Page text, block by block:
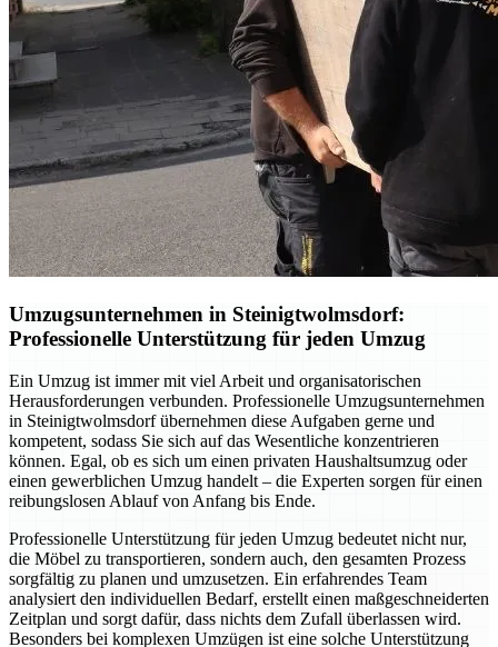
Umzugsunternehmen in Steinigtwolmsdorf:
Professionelle Unterstützung für jeden Umzug
Ein Umzug ist immer mit viel Arbeit und organisatorischen
Herausforderungen verbunden. Professionelle Umzugsunternehmen
in Steinigtwolmsdorf übernehmen diese Aufgaben gerne und
kompetent, sodass Sie sich auf das Wesentliche konzentrieren
können. Egal, ob es sich um einen privaten Haushaltsumzug oder
einen gewerblichen Umzug handelt – die Experten sorgen für einen
reibungslosen Ablauf von Anfang bis Ende.
Professionelle Unterstützung für jeden Umzug bedeutet nicht nur,
die Möbel zu transportieren, sondern auch, den gesamten Prozess
sorgfältig zu planen und umzusetzen. Ein erfahrendes Team
analysiert den individuellen Bedarf, erstellt einen maßgeschneiderten
Zeitplan und sorgt dafür, dass nichts dem Zufall überlassen wird.
Besonders bei komplexen Umzügen ist eine solche Unterstützung